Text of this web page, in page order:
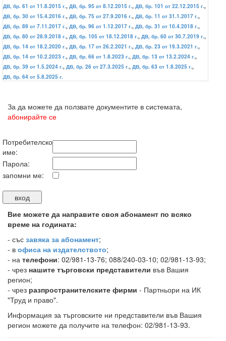
ДВ, бр. 61 от 11.8.2015 г., ДВ, бр. 95 от 8.12.2015 г., ДВ, бр. 101 от 22.12.2015 г.,
ДВ, бр. 30 от 15.4.2016 г., ДВ, бр. 75 от 27.9.2016 г., ДВ, бр. 11 от 31.1.2017 г.,
ДВ, бр. 89 от 7.11.2017 г., ДВ, бр. 96 от 1.12.2017 г., ДВ, бр. 31 от 10.4.2018 г.,
ДВ, бр. 80 от 28.9.2018 г., ДВ, бр. 105 от 18.12.2018 г., ДВ, бр. 60 от 30.7.2019 г.,
ДВ, бр. 14 от 18.2.2020 г., ДВ, бр. 17 от 26.2.2021 г., ДВ, бр. 23 от 19.3.2021 г.,
ДВ, бр. 14 от 10.2.2023 г., ДВ, бр. 66 от 1.8.2023 г., ДВ, бр. 13 от 13.2.2024 г.,
ДВ, бр. 39 от 1.5.2024 г., ДВ, бр. 26 от 27.3.2025 г., ДВ, бр. 63 от 1.8.2025 г.,
ДВ, бр. 64 от 5.8.2025 г.
За да можете да ползвате документите в системата,
абонирайте се
Потребителско
име:
Парола:
запомни ме:
Вие можете да направите своя абонамент по всяко
време на годината:
- със завяка за абонамент;
- в офиса на издателството;
- на телефони: 02/981-13-76; 088/240-03-10; 02/981-13-93;
- чрез нашите търговски представители във Вашия
регион;
- чрез разпространителските фирми - Партньори на ИК
"Труд и право".
Информация за търговските ни представители във Вашия
регион можете да получите на телефон: 02/981-13-93.